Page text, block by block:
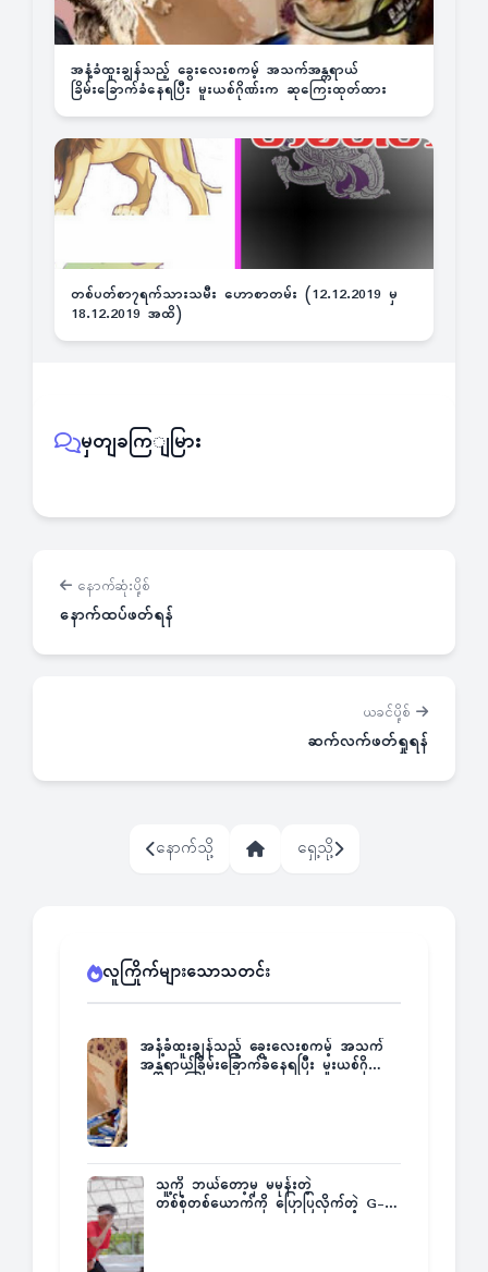
အနံ့ခံထူးချွန်သည့် ခွေးလေးစကမ့် အသက်အန္တရာယ်
ခြိမ်းခြောက်ခံနေရပြီး မူးယစ်ဂိုဏ်းက ဆုကြေးထုတ်ထား
တစ်ပတ်စာ၇ရက်သားသမီး ဟောစာတမ်း (12.12.2019 မှ
18.12.2019 အထိ)
မှတျခကြျမြား
နောက်ဆုံးပို့စ်
နောက်ထပ်ဖတ်ရန်
ယခင်ပို့စ်
ဆက်လက်ဖတ်ရှုရန်
နောက်သို့ ရှေ့သို့
လူကြိုက်များသောသတင်း
အနံ့ခံထူးချွန်သည့် ခွေးလေးစကမ့် အသက်
အန္တရာယ်ခြိမ်းခြောက်ခံနေရပြီး မူးယစ်ဂိုဏ်း
သူ့ကို ဘယ်တော့မှ မမုန်းတဲ့
တစ်စုံတစ်ယောက်ကို ပြောပြလိုက်တဲ့ G-